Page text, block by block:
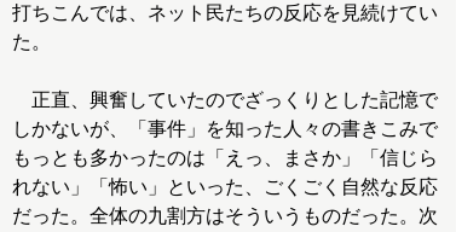
打ちこんでは、ネット民たちの反応を見続けてい
た。
正直、興奮していたのでざっくりとした記憶で
しかないが、「事件」を知った人々の書きこみで
もっとも多かったのは「えっ、まさか」「信じら
れない」「怖い」といった、ごくごく自然な反応
だった。全体の九割方はそういうものだった。次